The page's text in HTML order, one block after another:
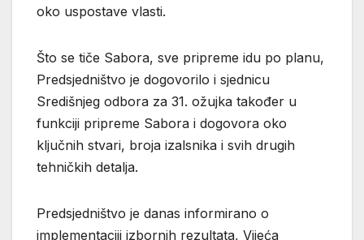
oko uspostave vlasti.
Što se tiče Sabora, sve pripreme idu po planu,
Predsjedništvo je dogovorilo i sjednicu
Središnjeg odbora za 31. ožujka također u
funkciji pripreme Sabora i dogovora oko
ključnih stvari, broja izalsnika i svih drugih
tehničkih detalja.
Predsjedništvo je danas informirano o
implementaciji izbornih rezultata, Vijeća